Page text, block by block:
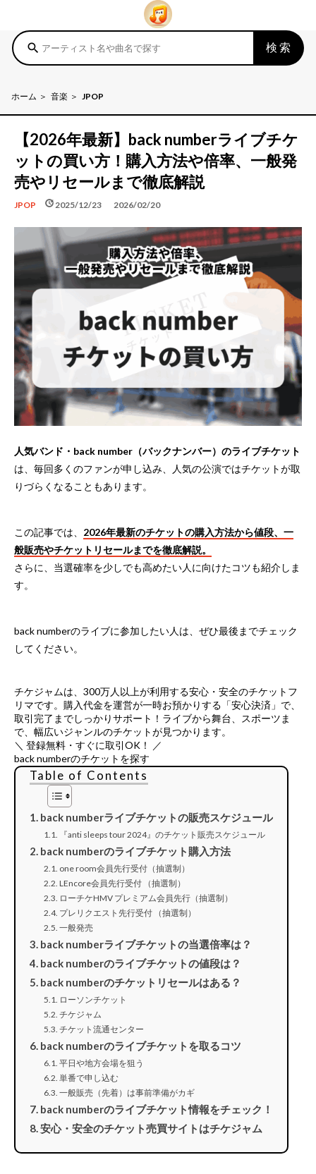
search 検索
ホーム 音楽 JPOP
【2026年最新】back numberライブチケ
ットの買い方！購入方法や倍率、一般発
売やリセールまで徹底解説
JPOP schedule 2025/12/23
update 2026/02/20
人気バンド・back number（バックナンバー）のライブチケット
は、毎回多くのファンが申し込み、人気の公演ではチケットが取
りづらくなることもあります。
この記事では、 2026年最新のチケットの購入方法から値段、一
般販売やチケットリセールまでを徹底解説。
さらに、当選確率を少しでも高めたい人に向けたコツも紹介しま
す。
back numberのライブに参加したい人は、ぜひ最後までチェック
してください。
チケジャムは、 300万人以上が利用する安心・安全のチケットフ
リマです。購入代金を運営が一時お預かりする「安心決済」で、
取引完了までしっかりサポート！ライブから舞台、スポーツま
で、幅広いジャンルのチケットが見つかります。
＼ 登録無料・すぐに取引OK！ ／
back numberのチケットを探す
Table of Contents
back numberライブチケットの販売スケジュール
『anti sleeps tour 2024』のチケット販売スケジュール
back numberのライブチケット購入方法
one room会員先行受付（抽選制）
LEncore会員先行受付 （抽選制）
ローチケHMV プレミアム会員先行（抽選制）
プレリクエスト先行受付 （抽選制）
一般発売
back numberライブチケットの当選倍率は？
back numberのライブチケットの値段は？
back numberのチケットリセールはある？
ローソンチケット
チケジャム
チケット流通センター
back numberのライブチケットを取るコツ
平日や地方会場を狙う
単番で申し込む
一般販売（先着）は事前準備がカギ
back numberのライブチケット情報をチェック！
安心・安全のチケット売買サイトはチケジャム